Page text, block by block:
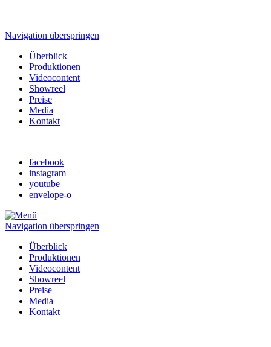
Navigation überspringen
Überblick
Produktionen
Videocontent
Showreel
Preise
Media
Kontakt
facebook
instagram
youtube
envelope-o
Navigation überspringen
Überblick
Produktionen
Videocontent
Showreel
Preise
Media
Kontakt